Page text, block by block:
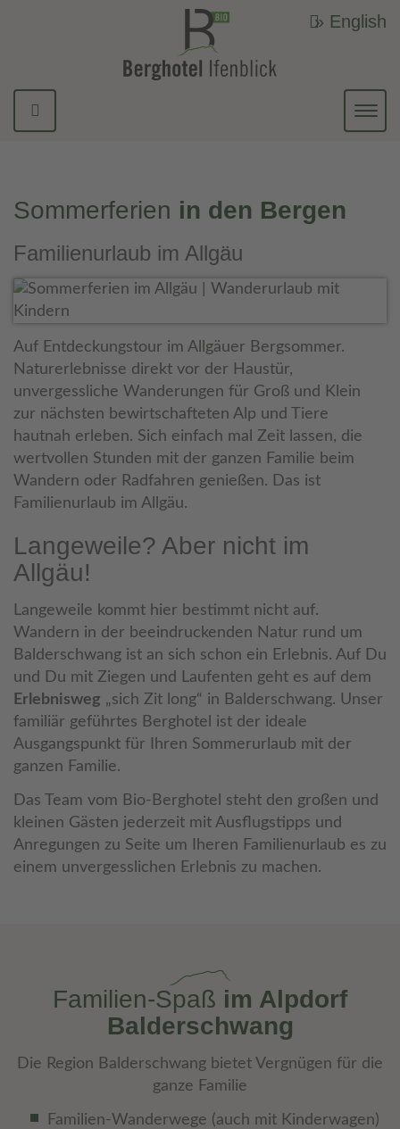
» English
Sommerferien in den Bergen
Familienurlaub im Allgäu
Auf Entdeckungstour im Allgäuer Bergsommer.
Naturerlebnisse direkt vor der Haustür,
unvergessliche Wanderungen für Groß und Klein
zur nächsten bewirtschafteten Alp und Tiere
hautnah erleben. Sich einfach mal Zeit lassen, die
wertvollen Stunden mit der ganzen Familie beim
Wandern oder Radfahren genießen. Das ist
Familienurlaub im Allgäu.
Langeweile? Aber nicht im
Allgäu!
Langeweile kommt hier bestimmt nicht auf.
Wandern in der beeindruckenden Natur rund um
Balderschwang ist an sich schon ein Erlebnis. Auf Du
und Du mit Ziegen und Laufenten geht es auf dem
Erlebnisweg „sich Zit long“ in Balderschwang. Unser
familiär geführtes Berghotel ist der ideale
Ausgangspunkt für Ihren Sommerurlaub mit der
ganzen Familie.
Das Team vom Bio-Berghotel steht den großen und
kleinen Gästen jederzeit mit Ausflugstipps und
Anregungen zu Seite um Iheren Familienurlaub es zu
einem unvergesslichen Erlebnis zu machen.
Familien-Spaß im Alpdorf
Balderschwang
Die Region Balderschwang bietet Vergnügen für die
ganze Familie
Familien-Wanderwege (auch mit Kinderwagen)